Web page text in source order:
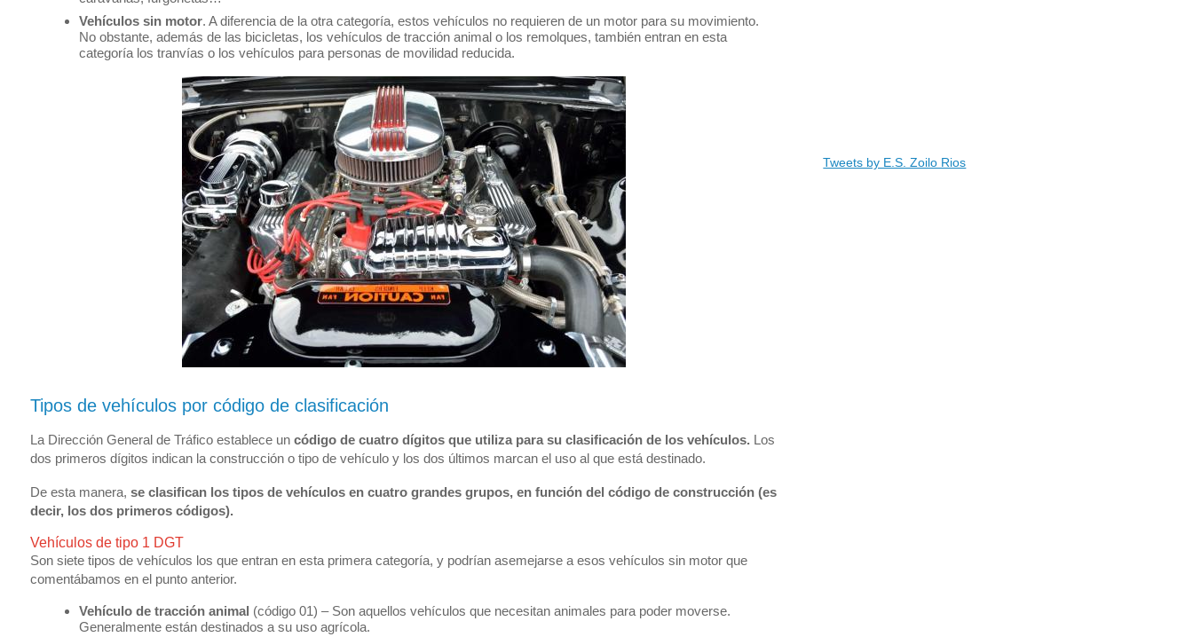
Vehículos sin motor. A diferencia de la otra categoría, estos vehículos no requieren de un motor para su movimiento.
No obstante, además de las bicicletas, los vehículos de tracción animal o los remolques, también entran en esta
categoría los tranvías o los vehículos para personas de movilidad reducida.
Tipos de vehículos por código de clasificación
La Dirección General de Tráfico establece un código de cuatro dígitos que utiliza para su clasificación de los vehículos. Los
dos primeros dígitos indican la construcción o tipo de vehículo y los dos últimos marcan el uso al que está destinado.
De esta manera, se clasifican los tipos de vehículos en cuatro grandes grupos, en función del código de construcción (es
decir, los dos primeros códigos).
Vehículos de tipo 1 DGT
Son siete tipos de vehículos los que entran en esta primera categoría, y podrían asemejarse a esos vehículos sin motor que
comentábamos en el punto anterior.
Vehículo de tracción animal (código 01) – Son aquellos vehículos que necesitan animales para poder moverse.
Generalmente están destinados a su uso agrícola.
Tweets by E.S. Zoilo Rios